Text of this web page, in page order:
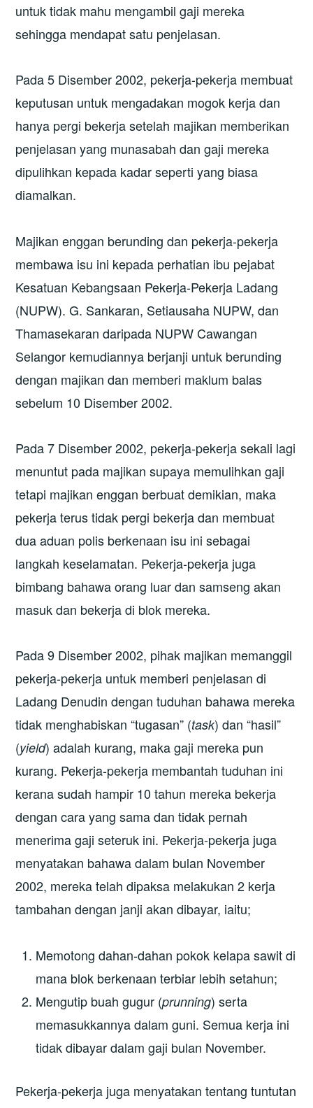
untuk tidak mahu mengambil gaji mereka
sehingga mendapat satu penjelasan.
Pada 5 Disember 2002, pekerja-pekerja membuat
keputusan untuk mengadakan mogok kerja dan
hanya pergi bekerja setelah majikan memberikan
penjelasan yang munasabah dan gaji mereka
dipulihkan kepada kadar seperti yang biasa
diamalkan.
Majikan enggan berunding dan pekerja-pekerja
membawa isu ini kepada perhatian ibu pejabat
Kesatuan Kebangsaan Pekerja-Pekerja Ladang
(NUPW). G. Sankaran, Setiausaha NUPW, dan
Thamasekaran daripada NUPW Cawangan
Selangor kemudiannya berjanji untuk berunding
dengan majikan dan memberi maklum balas
sebelum 10 Disember 2002.
Pada 7 Disember 2002, pekerja-pekerja sekali lagi
menuntut pada majikan supaya memulihkan gaji
tetapi majikan enggan berbuat demikian, maka
pekerja terus tidak pergi bekerja dan membuat
dua aduan polis berkenaan isu ini sebagai
langkah keselamatan. Pekerja-pekerja juga
bimbang bahawa orang luar dan samseng akan
masuk dan bekerja di blok mereka.
Pada 9 Disember 2002, pihak majikan memanggil
pekerja-pekerja untuk memberi penjelasan di
Ladang Denudin dengan tuduhan bahawa mereka
tidak menghabiskan “tugasan” (task) dan “hasil”
(yield) adalah kurang, maka gaji mereka pun
kurang. Pekerja-pekerja membantah tuduhan ini
kerana sudah hampir 10 tahun mereka bekerja
dengan cara yang sama dan tidak pernah
menerima gaji seteruk ini. Pekerja-pekerja juga
menyatakan bahawa dalam bulan November
2002, mereka telah dipaksa melakukan 2 kerja
tambahan dengan janji akan dibayar, iaitu;
Memotong dahan-dahan pokok kelapa sawit di
mana blok berkenaan terbiar lebih setahun;
Mengutip buah gugur (prunning) serta
memasukkannya dalam guni. Semua kerja ini
tidak dibayar dalam gaji bulan November.
Pekerja-pekerja juga menyatakan tentang tuntutan